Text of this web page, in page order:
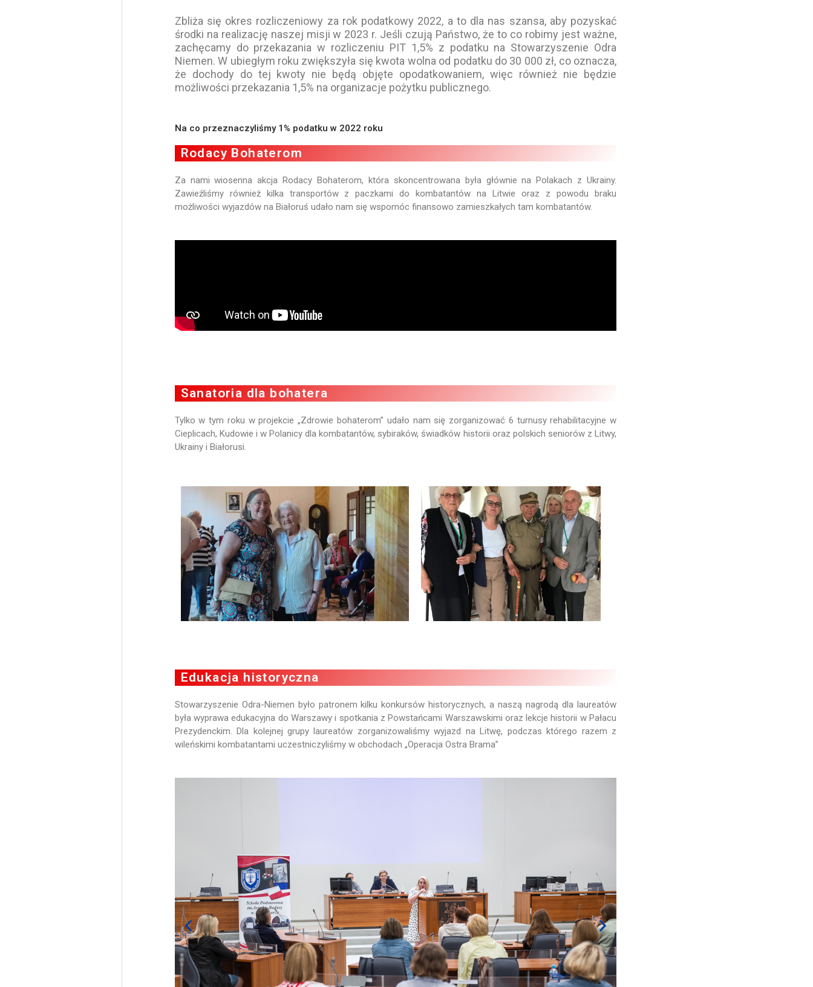
Zbliża się okres rozliczeniowy za rok podatkowy 2022, a to dla nas szansa, aby pozyskać
środki na realizację naszej misji w 2023 r. Jeśli czują Państwo, że to co robimy jest ważne,
zachęcamy do przekazania w rozliczeniu PIT 1,5% z podatku na Stowarzyszenie Odra
Niemen. W ubiegłym roku zwiększyła się kwota wolna od podatku do 30 000 zł, co oznacza,
że dochody do tej kwoty nie będą objęte opodatkowaniem, więc również nie będzie
możliwości przekazania 1,5% na organizacje pożytku publicznego.
Na co przeznaczyliśmy 1% podatku w 2022 roku
Rodacy Bohaterom
Za nami wiosenna akcja Rodacy Bohaterom, która skoncentrowana była głównie na Polakach z Ukrainy.
Zawieźliśmy również kilka transportów z paczkami do kombatantów na Litwie oraz z powodu braku
możliwości wyjazdów na Białoruś udało nam się wspomóc finansowo zamieszkałych tam kombatantów.
Sanatoria dla bohatera
Tylko w tym roku w projekcie „Zdrowie bohaterom” udało nam się zorganizować 6 turnusy rehabilitacyjne w
Cieplicach, Kudowie i w Polanicy dla kombatantów, sybiraków, świadków historii oraz polskich seniorów z Litwy,
Ukrainy i Białorusi.
Edukacja historyczna
Stowarzyszenie Odra-Niemen było patronem kilku konkursów historycznych, a naszą nagrodą dla laureatów
była wyprawa edukacyjna do Warszawy i spotkania z Powstańcami Warszawskimi oraz lekcje historii w Pałacu
Prezydenckim. Dla kolejnej grupy laureatów zorganizowaliśmy wyjazd na Litwę, podczas którego razem z
wileńskimi kombatantami uczestniczyliśmy w obchodach „Operacja Ostra Brama”